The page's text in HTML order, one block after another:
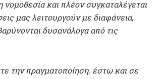
και πλέον συγκαταλέγεται
μας λειτουργούν με διαφάνεια,
δυσανάλογα από τις
την πραγματοποίηση, έστω και σε